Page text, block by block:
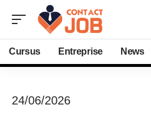
Cursus Entreprise News
24/06/2026